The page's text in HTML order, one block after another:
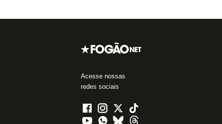
Acesse nossas
redes sociais